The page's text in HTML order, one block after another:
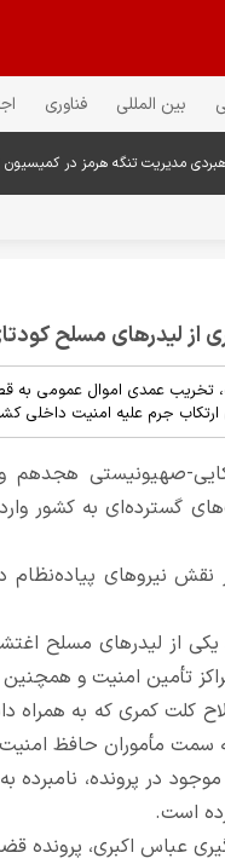
بین المللی فناوری
مدیریت تنگه هرمز در
مسلح کودتای دی‌ماه
تخریب عمدی اموال عمومی به
ارتکاب جرم علیه امنیت داخلی
صهیونیستی هجدهم
گسترده‌ای به کشور
نیروهای پیاده‌نظام
از لیدرهای مسلح
تأمین امنیت و
کلت کمری که به همراه
سمت مأموران حافظ
در پرونده،
است.
عباس اکبری، پرونده